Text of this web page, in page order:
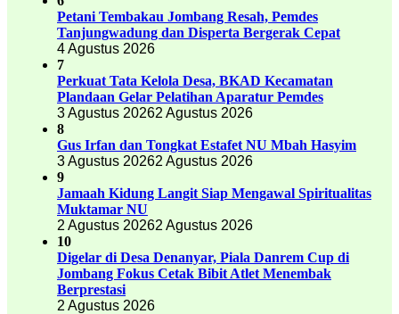
Petani Tembakau Jombang Resah, Pemdes
Tanjungwadung dan Disperta Bergerak Cepat
4 Agustus 2026
7
Perkuat Tata Kelola Desa, BKAD Kecamatan
Plandaan Gelar Pelatihan Aparatur Pemdes
3 Agustus 20262 Agustus 2026
8
Gus Irfan dan Tongkat Estafet NU Mbah Hasyim
3 Agustus 20262 Agustus 2026
9
Jamaah Kidung Langit Siap Mengawal Spiritualitas
Muktamar NU
2 Agustus 20262 Agustus 2026
10
Digelar di Desa Denanyar, Piala Danrem Cup di
Jombang Fokus Cetak Bibit Atlet Menembak
Berprestasi
2 Agustus 2026